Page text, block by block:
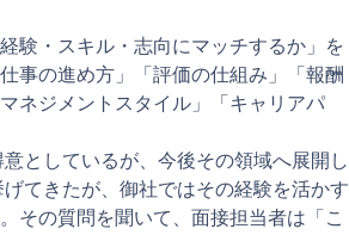
験・スキル・志向にマッチするか」を
事の進め方」「評価の仕組み」「報酬
ネジメントスタイル」「キャリアパ
としているが、今後その領域へ展開し
てきたが、御社ではその経験を活かす
その質問を聞いて、面接担当者は「こ